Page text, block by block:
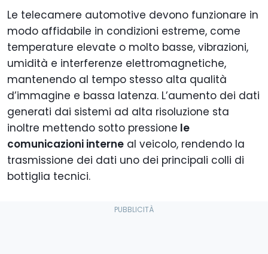
Le telecamere automotive devono funzionare in
modo affidabile in condizioni estreme, come
temperature elevate o molto basse, vibrazioni,
umidità e interferenze elettromagnetiche,
mantenendo al tempo stesso alta qualità
d’immagine e bassa latenza. L’aumento dei dati
generati dai sistemi ad alta risoluzione sta
inoltre mettendo sotto pressione le
comunicazioni interne al veicolo, rendendo la
trasmissione dei dati uno dei principali colli di
bottiglia tecnici.